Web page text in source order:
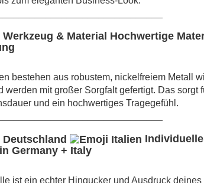
Hochwertige
bestehen aus robustem, nickelfreiem Metall
werden mit großer Sorgfalt gefertigt. Das sorgt
und ein hochwertiges Tragegefühl.
Germany + Italy
ist ein echter Hingucker und Ausdruck